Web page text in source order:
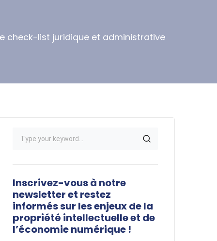
check-list juridique et administrative
Inscrivez-vous à notre
newsletter et restez
informés sur les enjeux de la
propriété intellectuelle et de
l’économie numérique !